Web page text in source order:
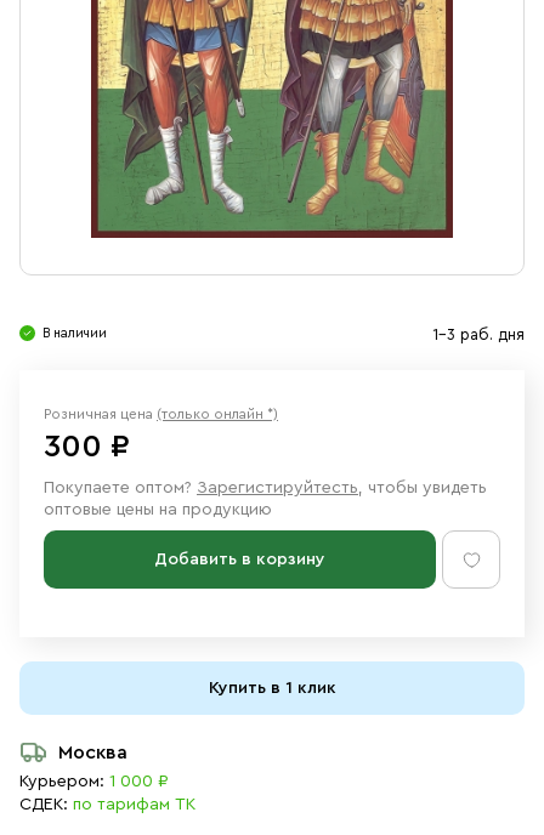
Ювелирные изделия
В наличии 1-3 раб. дня
Розничная цена (только онлайн *)
300 ₽
Покупаете оптом? Зарегистируйтесть, чтобы увидеть
оптовые цены на продукцию
Добавить в корзину
Купить в 1 клик
Москва
Курьером: 1 000 ₽
СДЕК: по тарифам ТК